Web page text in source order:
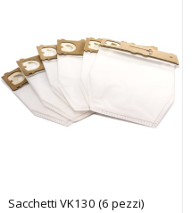
Sacchetti VK130 (6 pezzi)